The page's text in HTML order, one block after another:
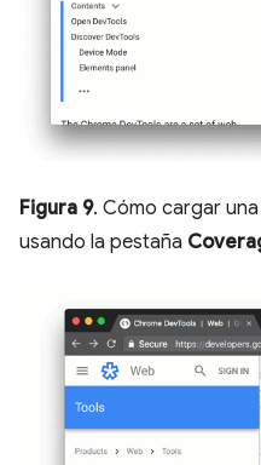
Figura 9. Cómo cargar
usando la pestaña